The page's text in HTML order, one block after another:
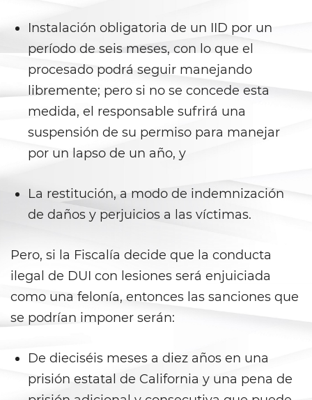
Unauthorized Practice Of
Medicine
Gun Offenses
Carrying A Concealed Firearm
Carrying a Loaded Firearm
Negligent Discharge of a Firearm
Prohibited Weapons
Juvenile Delinquency
Division of Juvenile Justice
Juvenile Delinquency Court
Instalación obligatoria de un IID por un
período de seis meses, con lo que el
procesado podrá seguir manejando
libremente; pero si no se concede esta
medida, el responsable sufrirá una
suspensión de su permiso para manejar
por un lapso de un año, y
La restitución, a modo de indemnización
de daños y perjuicios a las víctimas.
Pero, si la Fiscalía decide que la conducta
ilegal de DUI con lesiones será enjuiciada
como una felonía, entonces las sanciones que
se podrían imponer serán:
De dieciséis meses a diez años en una
prisión estatal de California y una pena de